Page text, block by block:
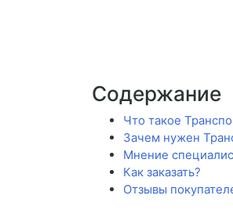
Содержание
Что такое
Зачем нужен
Мнение
Как заказать?
Отзывы